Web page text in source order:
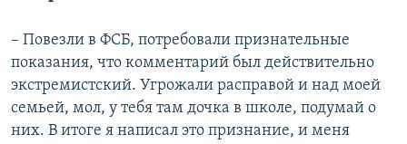
– Повезли в ФСБ, потребовали признательные
показания, что комментарий был действительно
экстремистский. Угрожали расправой и над моей
семьей, мол, у тебя там дочка в школе, подумай о
них. В итоге я написал это признание, и меня